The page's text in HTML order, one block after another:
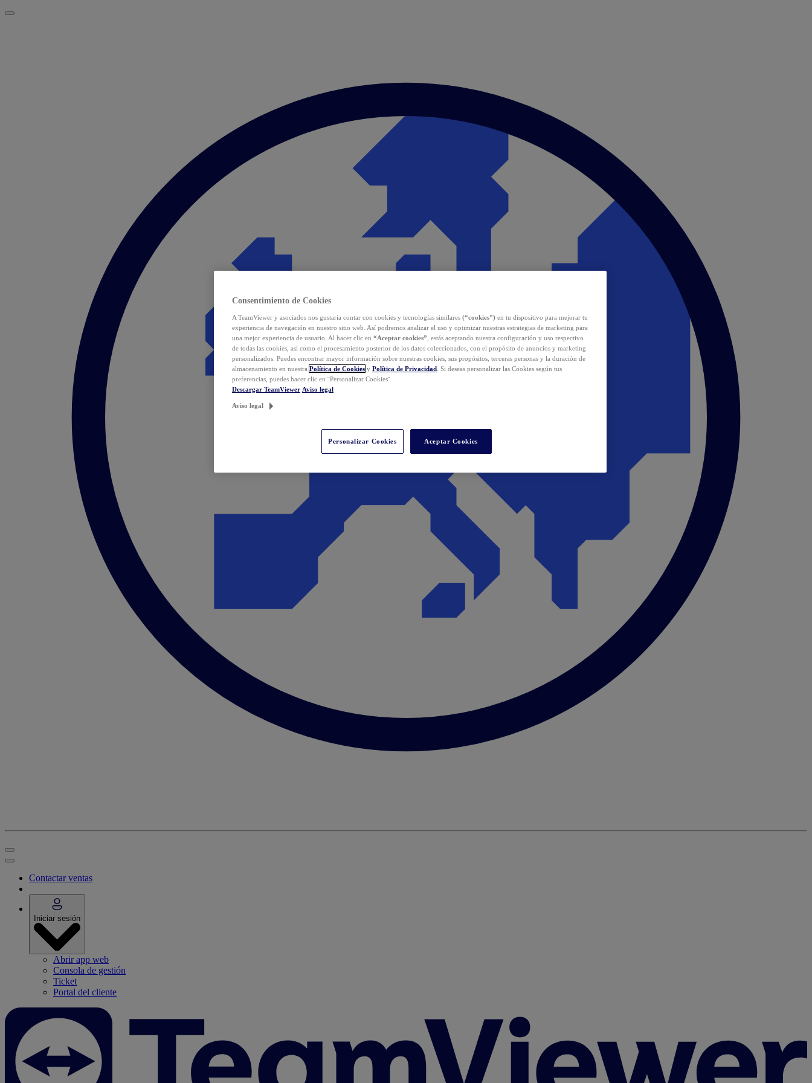
Contactar ventas
Iniciar sesión
Abrir app web
Consola de gestión
Ticket
Portal del cliente
Consentimiento de Cookies
A TeamViewer y asociados nos gustaría contar con cookies y tecnologías similares (“cookies”) en tu dispositivo para mejorar tu
experiencia de navegación en nuestro sitio web. Así podremos analizar el uso y optimizar nuestras estrategias de marketing para
una mejor experiencia de usuario. Al hacer clic en “Aceptar cookies” , estás aceptando nuestra configuración y uso respectivo
de todas las cookies, así como el procesamiento posterior de los datos coleccionados, con el propósito de anuncios y marketing
personalizados. Puedes encontrar mayor información sobre nuestras cookies, sus propósitos, terceras personas y la duración de
almacenamiento en nuestra Política de Cookies y Política de Privacidad . Si deseas personalizar las Cookies según tus
preferencias, puedes hacer clic en ¨Personalizar Cookies¨.
Descargar TeamViewer Aviso legal
Aviso legal
Personalizar Cookies Aceptar Cookies